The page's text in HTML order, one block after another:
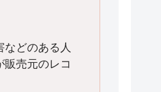
どのある人
売元のレコ